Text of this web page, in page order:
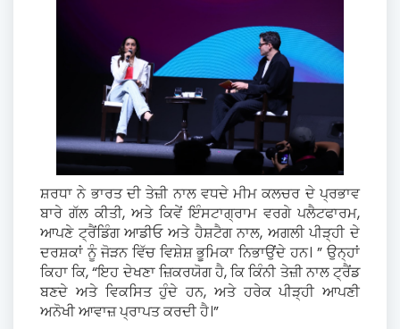
ਸ਼ਰਧਾ ਨੇ ਭਾਰਤ ਦੀ ਤੇਜ਼ੀ ਨਾਲ ਵਧਦੇ ਮੀਮ ਕਲਚਰ ਦੇ ਪ੍ਰਭਾਵ
ਬਾਰੇ ਗੱਲ ਕੀਤੀ, ਅਤੇ ਕਿਵੇਂ ਇੰਸਟਾਗ੍ਰਾਮ ਵਰਗੇ ਪਲੈਟਫਾਰਮ,
ਆਪਣੇ ਟ੍ਰੈਂਡਿੰਗ ਆਡੀਓ ਅਤੇ ਹੈਸ਼ਟੈਗ ਨਾਲ, ਅਗਲੀ ਪੀੜ੍ਹੀ ਦੇ
ਦਰਸ਼ਕਾਂ ਨੂੰ ਜੋੜਨ ਵਿੱਚ ਵਿਸ਼ੇਸ਼ ਭੂਮਿਕਾ ਨਿਭਾਉਂਦੇ ਹਨ। ” ਉਨ੍ਹਾਂ
ਕਿਹਾ ਕਿ, “ਇਹ ਦੇਖਣਾ ਜ਼ਿਕਰਯੋਗ ਹੈ, ਕਿ ਕਿੰਨੀ ਤੇਜ਼ੀ ਨਾਲ ਟ੍ਰੈਂਡ
ਬਣਦੇ ਅਤੇ ਵਿਕਸਿਤ ਹੁੰਦੇ ਹਨ, ਅਤੇ ਹਰੇਕ ਪੀੜ੍ਹੀ ਆਪਣੀ
ਅਨੋਖੀ ਆਵਾਜ਼ ਪ੍ਰਾਪਤ ਕਰਦੀ ਹੈ।”